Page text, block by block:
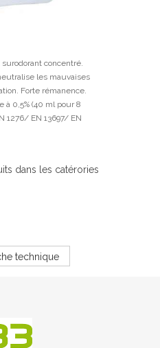
concentré.
les mauvaises
Forte rémanence.
à 0,5% (40 ml pour 8
1276/ EN 13697/ EN
dans les catérories
technique